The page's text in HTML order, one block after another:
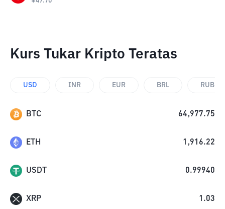
Kurs Tukar Kripto Teratas
USD INR EUR BRL RUB
BTC 64,977.75
ETH 1,916.22
USDT 0.99940
XRP 1.03